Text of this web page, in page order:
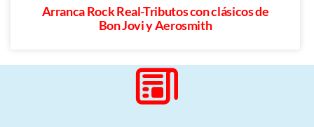
Arranca Rock Real-Tributos con clásicos de
Bon Jovi y Aerosmith